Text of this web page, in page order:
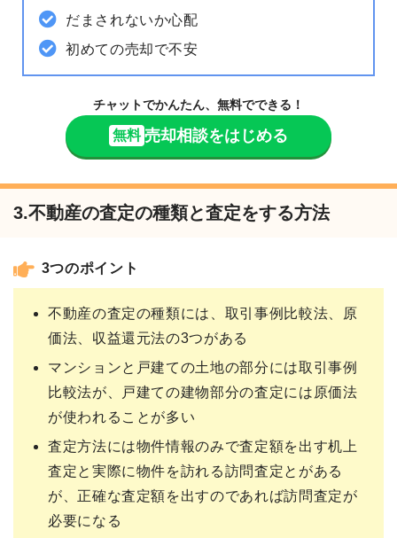
だまされないか心配
初めての売却で不安
チャットでかんたん、無料でできる！
無料 売却相談をはじめる
3.不動産の査定の種類と査定をする方法
3つのポイント
不動産の査定の種類には、取引事例比較法、原
価法、収益還元法の3つがある
マンションと戸建ての土地の部分には取引事例
比較法が、戸建ての建物部分の査定には原価法
が使われることが多い
査定方法には物件情報のみで査定額を出す机上
査定と実際に物件を訪れる訪問査定とがある
が、正確な査定額を出すのであれば訪問査定が
必要になる